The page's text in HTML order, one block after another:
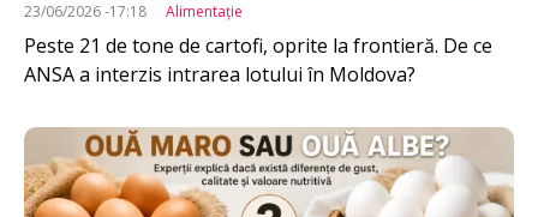
23/06/2026 -17:18 Alimentație
Peste 21 de tone de cartofi, oprite la frontieră. De ce
ANSA a interzis intrarea lotului în Moldova?
Imagine